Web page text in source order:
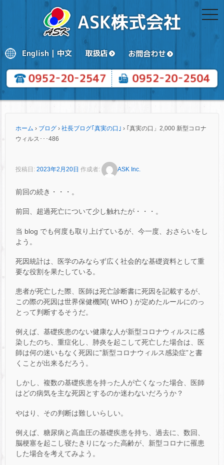
ホーム › ブログ › 社長ブログ｢真実の口｣ › ｢真実の口」2,000 新型コロナ
ウィルス･･･486
投稿日: 2023年2月20日 作成者: ASK Inc.
前回の続き・・・。
前回、超過死亡について少し触れたが・・・。
当 blog でも何度も取り上げているが、今一度、おさらいをし
よう。
死因統計は、医学のみならず広く社会的な基礎資料として重
要な役割を果たしている。
患者が死亡した際、医師は死亡診断書に死因を記載するが、
この際の死因は世界保健機関( WHO ) が定めたルールにのっ
とって判断するそうだ。
例えば、基礎疾患のない健康な人が新型コロナウィルスに感
染したのち、重症化し、肺炎を起こして死亡した場合は、医
師は何の迷いもなく死因に‟新型コロナウィルス感染症”と書
くことが出来るだろう。
しかし、複数の基礎疾患を持った人が亡くなった場合、医師
はどの病気を主な死因とするのか迷わないだろうか？
やはり、その判断は難しいらしい。
例えば、糖尿病と高血圧の基礎疾患を持ち、過去に、数回、
脳梗塞を起こし寝たきりになった高齢が、新型コロナに罹患
した場合を考えてみよう。